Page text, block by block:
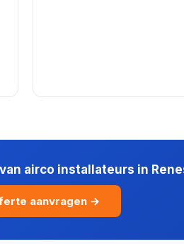
airco installateurs in
aanvragen →